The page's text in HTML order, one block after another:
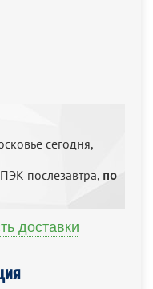
сегодня,
послезавтра, по
доставки